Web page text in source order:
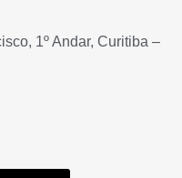
1º Andar, Curitiba –